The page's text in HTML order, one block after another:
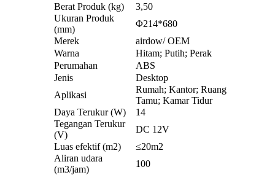
Berat Produk (kg)
3,50
Ukuran Produk
(mm)
Φ214*680
Merek
airdow/ OEM
Warna
Hitam; Putih; Perak
Perumahan
ABS
Jenis
Desktop
Aplikasi
Rumah; Kantor; Ruang
Tamu; Kamar Tidur
Daya Terukur (W)
14
Tegangan Terukur
(V)
DC 12V
Luas efektif (m2)
≤20m2
Aliran udara
(m3/jam)
100